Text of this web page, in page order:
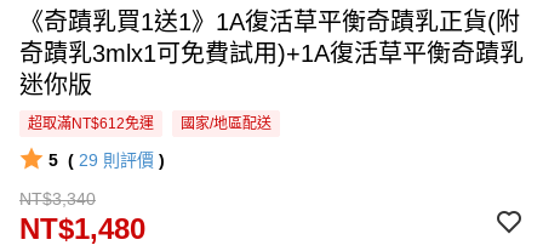
《奇蹟乳買1送1》1A復活草平衡奇蹟乳正貨(附
奇蹟乳3mlx1可免費試用)+1A復活草平衡奇蹟乳
迷你版
超取滿NT$612免運 國家/地區配送
5 ( 29 則評價 )
NT$3,340
NT$1,480